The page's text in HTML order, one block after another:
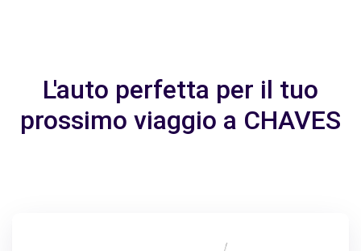
L'auto perfetta per il tuo
prossimo viaggio a CHAVES